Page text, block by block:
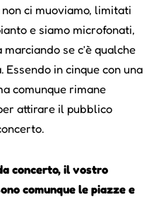
ci muoviamo, limitati
e siamo microfonati,
se c’è qualche
Essendo in cinque con una
comunque rimane
attirare il pubblico
concerto, il vostro
comunque le piazze e